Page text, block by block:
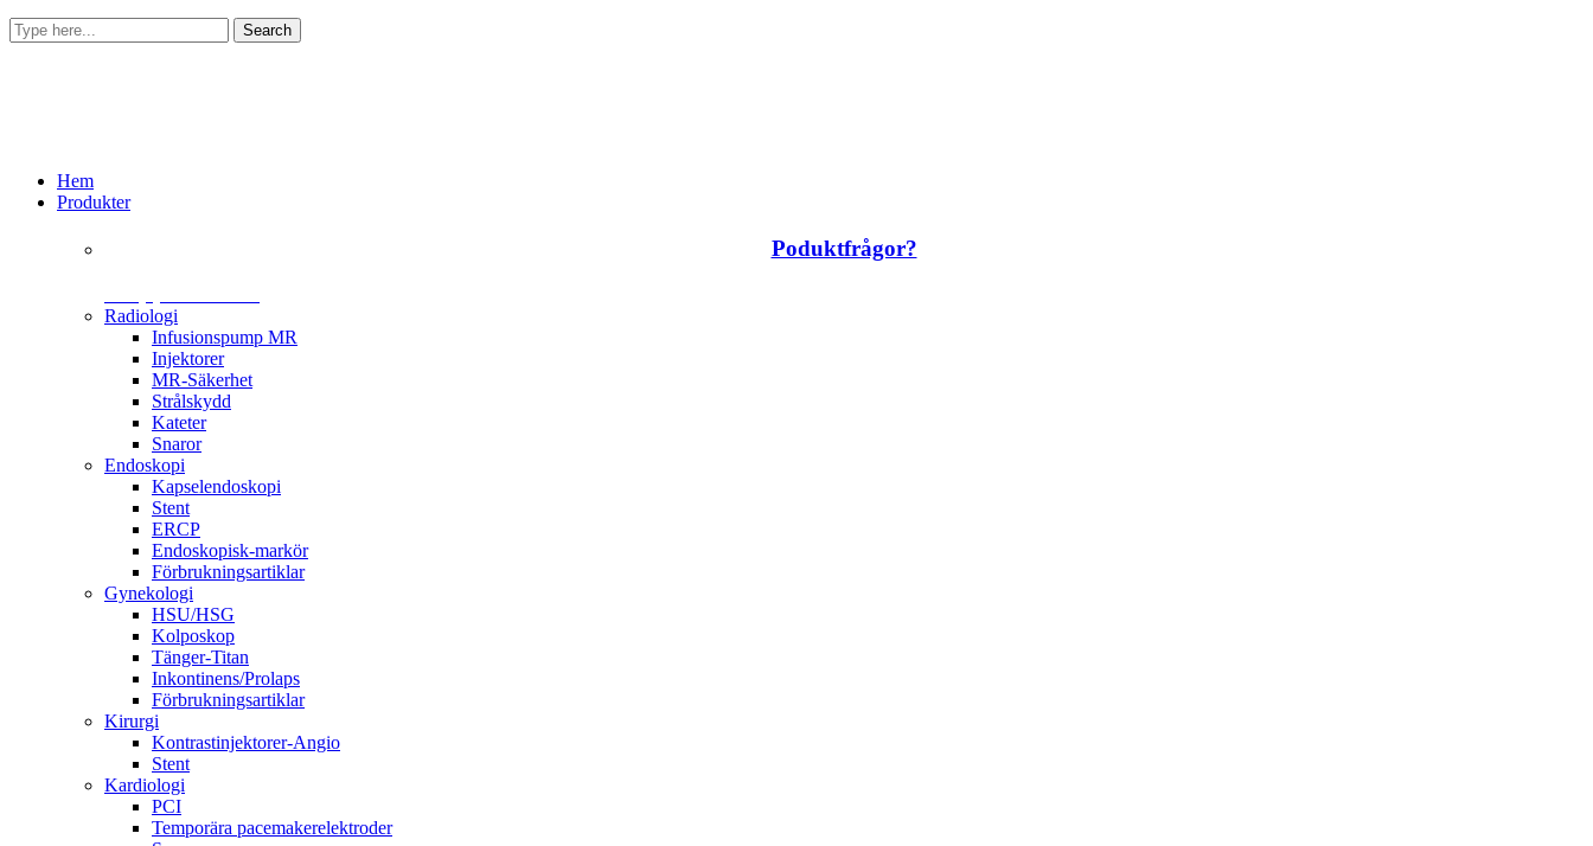
Hem
Produkter
Poduktfrågor?
Radiologi
Infusionspump MR
Injektorer
MR-Säkerhet
Strålskydd
Kateter
Snaror
Endoskopi
Kapselendoskopi
Stent
ERCP
Endoskopisk-markör
Förbrukningsartiklar
Gynekologi
HSU/HSG
Kolposkop
Tänger-Titan
Inkontinens/Prolaps
Förbrukningsartiklar
Kirurgi
Kontrastinjektorer-Angio
Stent
Kardiologi
PCI
Temporära pacemakerelektroder